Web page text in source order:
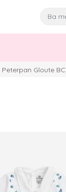
Gloute